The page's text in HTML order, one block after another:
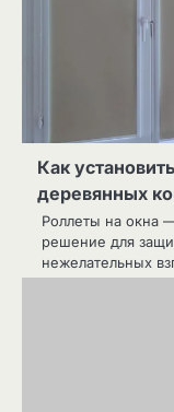
Как
деревянных
Роллеты на окна
решение для
нежелательных